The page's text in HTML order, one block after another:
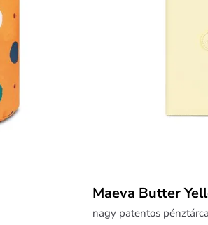
Maeva Butter
nagy patentos pénztárca